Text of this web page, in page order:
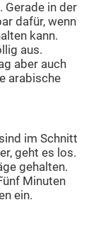
Gerade in der
dafür, wenn
kann.
aus.
aber auch
arabische
im Schnitt
geht es los.
gehalten.
Minuten
ein.